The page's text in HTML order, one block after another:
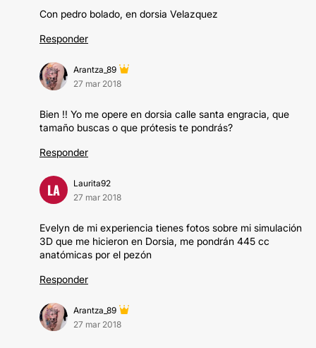
Con pedro bolado, en dorsia Velazquez
Responder
Arantza_89
27 mar 2018
Bien !! Yo me opere en dorsia calle santa engracia, que
tamaño buscas o que prótesis te pondrás?
Responder
LA
Laurita92
27 mar 2018
Evelyn de mi experiencia tienes fotos sobre mi simulación
3D que me hicieron en Dorsia, me pondrán 445 cc
anatómicas por el pezón
Responder
Arantza_89
27 mar 2018